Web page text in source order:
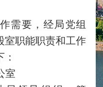
需要，经局党组
室职能职责和工作
室